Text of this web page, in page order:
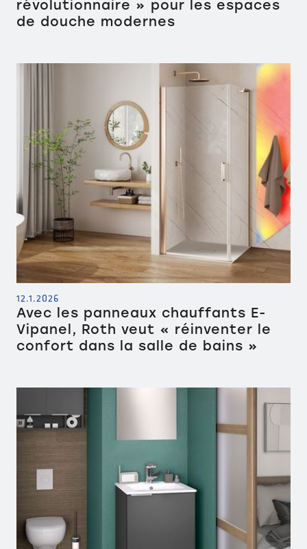
révolutionnaire » pour les espaces
de douche modernes
12.1.2026
Avec les panneaux chauffants E-
Vipanel, Roth veut « réinventer le
confort dans la salle de bains »